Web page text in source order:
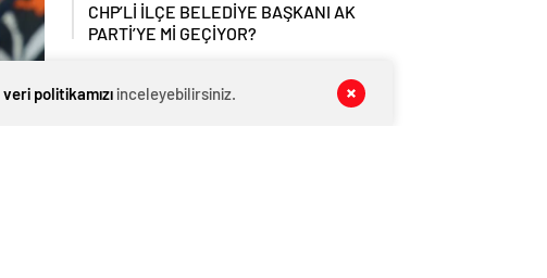
CHP’Lİ İLÇE BELEDİYE BAŞKANI AK
PARTİ’YE Mİ GEÇİYOR?
Son Dakika: Yalova’da Okullar Deprem
veri politikamızıinceleyebilirsiniz.